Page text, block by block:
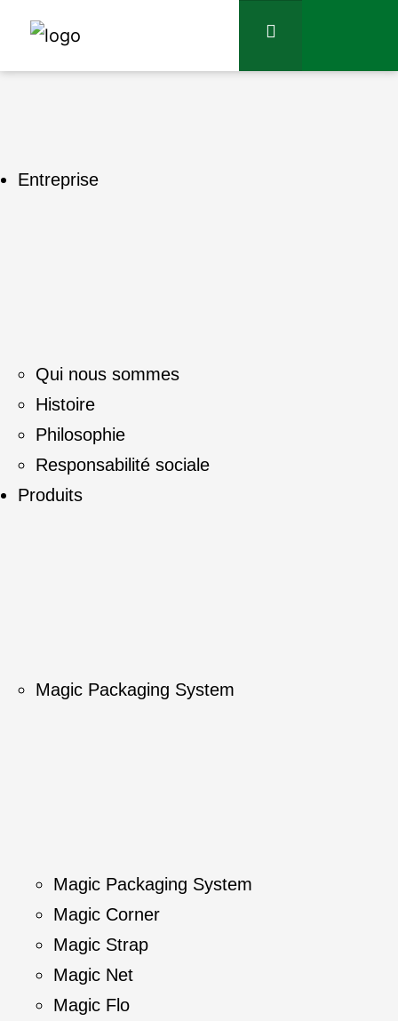
Entreprise
Qui nous sommes
Histoire
Philosophie
Responsabilité sociale
Produits
Magic Packaging System
Magic Packaging System
Magic Corner
Magic Strap
Magic Net
Magic Flo